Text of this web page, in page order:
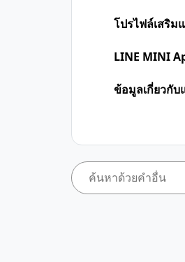
โปรไฟล์เสริ
LINE MINI
ข้อมูลเกี่ยวกั